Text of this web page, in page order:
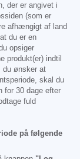
der er angivet i
(som er
afhængigt af land
du er en
opsiger
produkt(er) indtil
du ønsker at
skal du
for 30 dage efter
fuld
på følgende